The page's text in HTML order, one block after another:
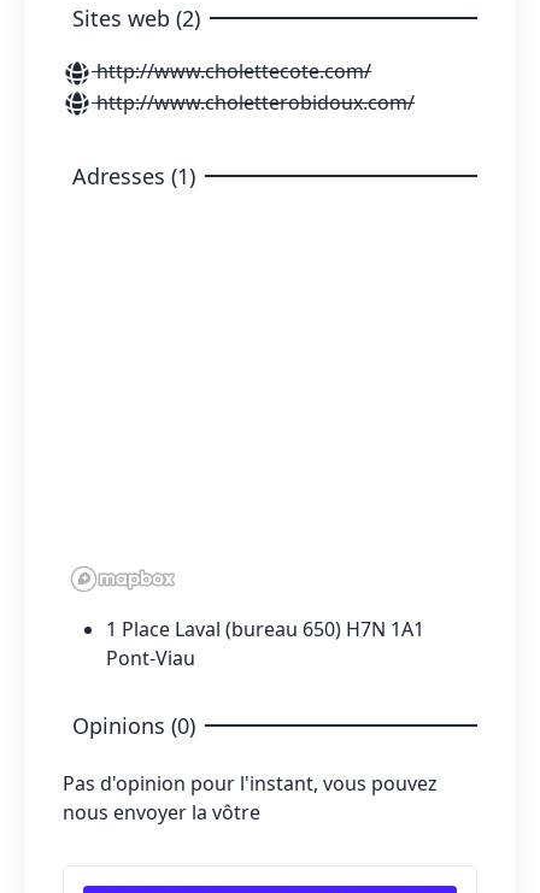
Sites web (2)
http://www.cholettecote.com/
http://www.choletterobidoux.com/
Adresses (1)
1 Place Laval (bureau 650) H7N 1A1
Pont-Viau
Opinions (0)
Pas d'opinion pour l'instant, vous pouvez
nous envoyer la vôtre